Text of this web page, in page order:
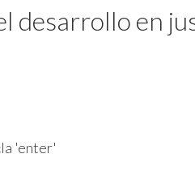
desarrollo en
'enter'